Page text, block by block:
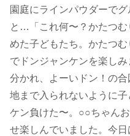
園庭にラインパウダーで
と…「これ何〜？かたつ
めた子どもたち。かたつ
でドンジャンケンを楽し
分かれ、よーいドン！の
地まで入られないように
ケン負けた〜。○○ちゃん
せ楽しんでいました。今